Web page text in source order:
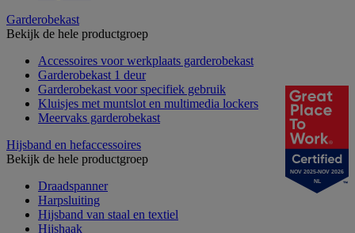
Garderobekast
Bekijk de hele productgroep
Accessoires voor werkplaats garderobekast
Garderobekast 1 deur
Garderobekast voor specifiek gebruik
Kluisjes met muntslot en multimedia lockers
Meervaks garderobekast
Hijsband en hefaccessoires
Bekijk de hele productgroep
Draadspanner
Harpsluiting
Hijsband van staal en textiel
Hijshaak
NOV 2025-NOV 2026
NL